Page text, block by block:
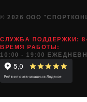
© 2026 ООО
СЛУЖБА ПОДДЕРЖКИ:
ВРЕМЯ РАБОТЫ:
10:00 - 19:00